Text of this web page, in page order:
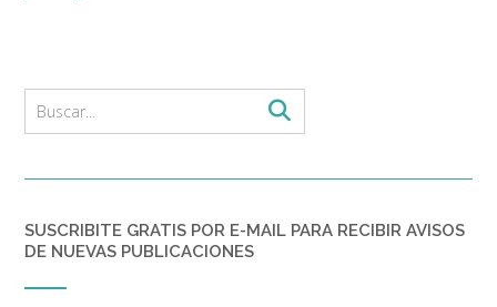
SUSCRIBITE GRATIS POR E-MAIL PARA RECIBIR AVISOS
DE NUEVAS PUBLICACIONES